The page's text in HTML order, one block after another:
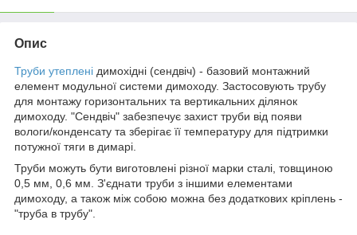
Опис
Труби утеплені димохідні (сендвіч) - базовий монтажний
елемент модульної системи димоходу. Застосовують трубу
для монтажу горизонтальних та вертикальних ділянок
димоходу. "Сендвіч" забезпечує захист труби від появи
вологи/конденсату та зберігає її температуру для підтримки
потужної тяги в димарі.
Труби можуть бути виготовлені різної марки сталі, товщиною
0,5 мм, 0,6 мм. З'єднати труби з іншими елементами
димоходу, а також між собою можна без додаткових кріплень -
"труба в трубу".